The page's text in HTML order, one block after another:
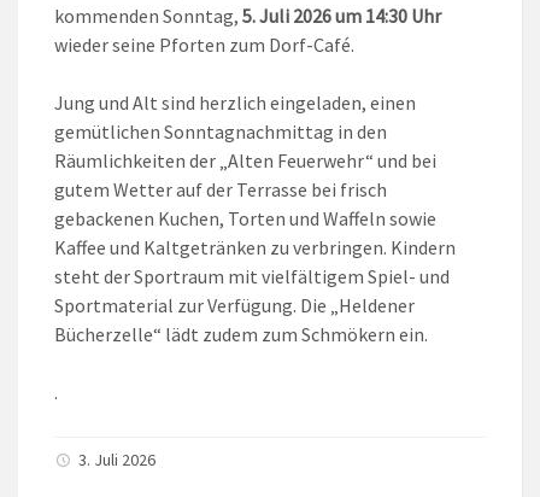
kommenden Sonntag, 5. Juli 2026 um 14:30 Uhr
wieder seine Pforten zum Dorf-Café.
Jung und Alt sind herzlich eingeladen, einen
gemütlichen Sonntagnachmittag in den
Räumlichkeiten der „Alten Feuerwehr“ und bei
gutem Wetter auf der Terrasse bei frisch
gebackenen Kuchen, Torten und Waffeln sowie
Kaffee und Kaltgetränken zu verbringen. Kindern
steht der Sportraum mit vielfältigem Spiel- und
Sportmaterial zur Verfügung. Die „Heldener
Bücherzelle“ lädt zudem zum Schmökern ein.
.
3. Juli 2026